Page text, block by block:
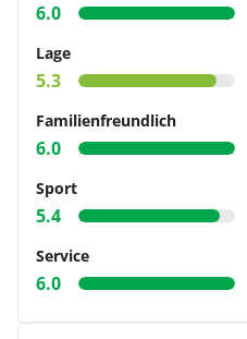
6.0
Lage
5.3
Familienfreundlich
6.0
Sport
5.4
Service
6.0